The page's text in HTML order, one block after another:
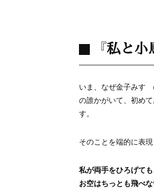
『私と小
いま、なぜ金子みす
の誰かがいて、初め
す。
そのことを端的に表
私が両手をひろげても
お空はちっとも飛べな